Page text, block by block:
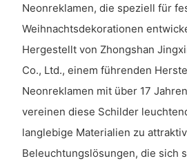
Neonreklamen, die speziell für
Weihnachtsdekorationen
Hergestellt von Zhongshan
Co., Ltd., einem führenden
Neonreklamen mit über 17
vereinen diese Schilder
langlebige Materialien zu
Beleuchtungslösungen, die sich